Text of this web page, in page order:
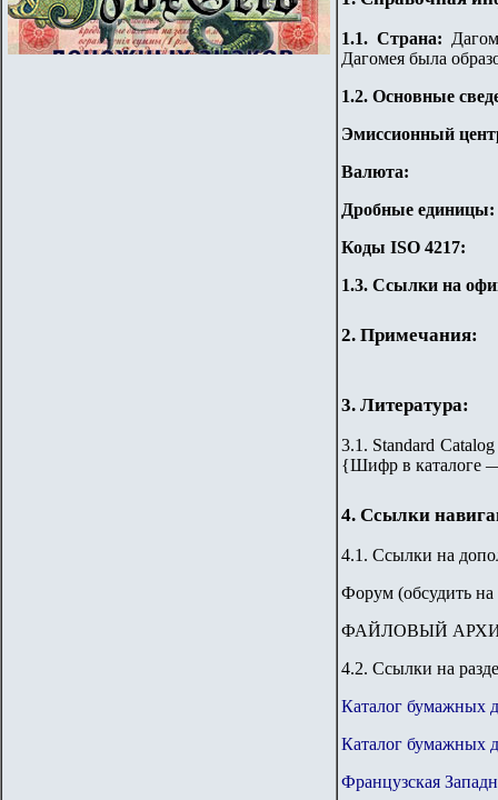
1.1. Страна:
Дагомея была
1.2. Основные
Эмиссионный
Валюта:
Дробные единицы:
Коды ISO 4217:
1.3. Ссылки на
2. Примечания:
3. Литература:
3.1. Standard
{Шифр в каталоге
4. Ссылки
4.1. Ссылки на
Форум (обсудить на
ФАЙЛОВЫЙ
4.2. Ссылки на
Каталог бумажных
Каталог бумажных
Французская